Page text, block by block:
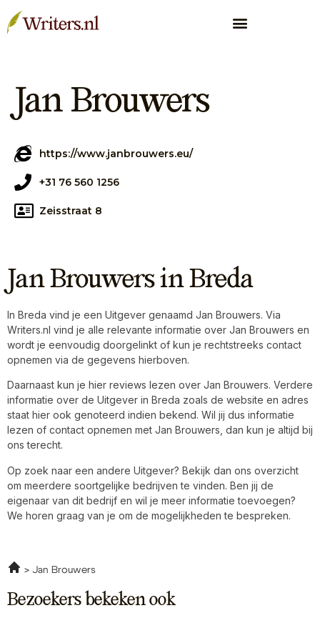
Jan Brouwers
https://www.janbrouwers.eu/
+31 76 560 1256
Zeisstraat 8
Jan Brouwers in Breda
In Breda vind je een Uitgever genaamd Jan Brouwers. Via
Writers.nl vind je alle relevante informatie over Jan Brouwers en
wordt je eenvoudig doorgelinkt of kun je rechtstreeks contact
opnemen via de gegevens hierboven.
Daarnaast kun je hier reviews lezen over Jan Brouwers. Verdere
informatie over de Uitgever in Breda zoals de website en adres
staat hier ook genoteerd indien bekend. Wil jij dus informatie
lezen of contact opnemen met Jan Brouwers, dan kun je altijd bij
ons terecht.
Op zoek naar een andere Uitgever? Bekijk dan ons overzicht
om meerdere soortgelijke bedrijven te vinden. Ben jij de
eigenaar van dit bedrijf en wil je meer informatie toevoegen?
We horen graag van je om de mogelijkheden te bespreken.
Jan Brouwers
Bezoekers bekeken ook